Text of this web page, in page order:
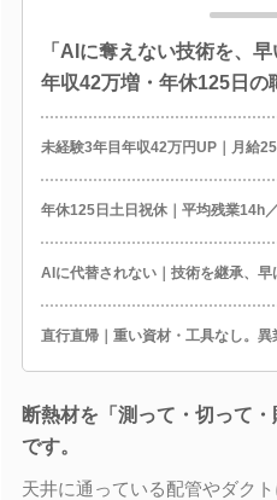
「AIに奪えない技術を、
年収42万増・年休125日の
未経験3年目年収42万円UP｜月給
年休125日土日祝休｜平均残業14h
AIに代替されない｜技術を継承、
直行直帰｜重い資材・工具なし。
断熱材を「測って・切って
です。
天井に通っている配管やダク